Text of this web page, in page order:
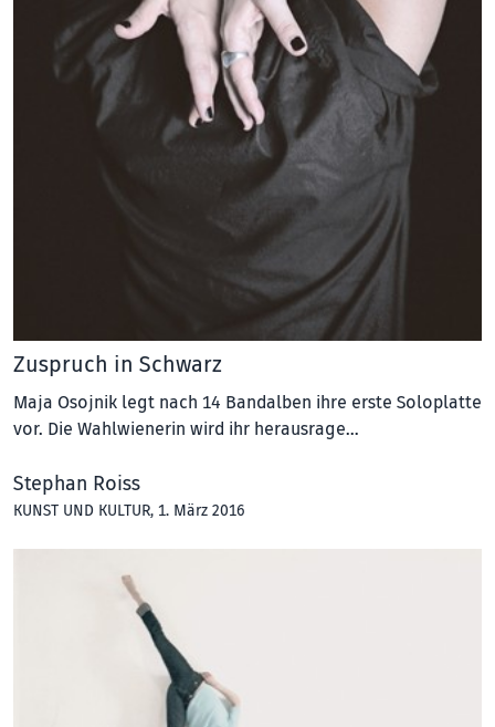
Zuspruch in Schwarz
Maja Osojnik legt nach 14 Bandalben ihre erste Soloplatte
vor. Die Wahlwienerin wird ihr herausrage…
Stephan Roiss
KUNST UND KULTUR, 1. März 2016